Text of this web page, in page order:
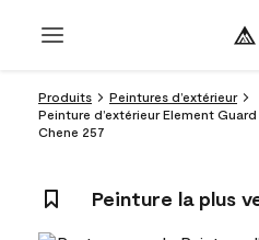
Produits
Peintures d’extérieur
Peinture d’extérieur Element
Chene 257
Peinture la plus